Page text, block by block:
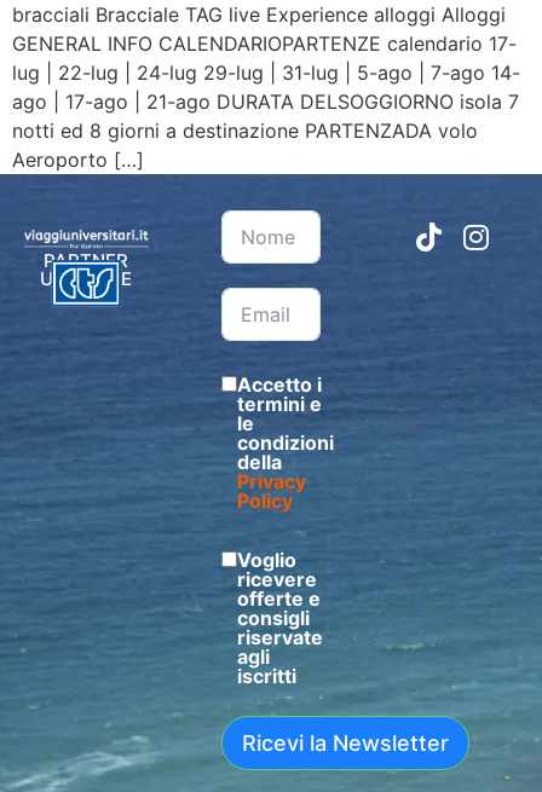
bracciali Bracciale TAG live Experience alloggi Alloggi
GENERAL INFO CALENDARIOPARTENZE calendario 17-
lug | 22-lug | 24-lug 29-lug | 31-lug | 5-ago | 7-ago 14-
ago | 17-ago | 21-ago DURATA DELSOGGIORNO isola 7
notti ed 8 giorni a destinazione PARTENZADA volo
Aeroporto […]
PARTNER
UFFICIALE
Accetto i
termini e
le
condizioni
della
Privacy
Policy
Voglio
ricevere
offerte e
consigli
riservate
agli
iscritti
Ricevi la Newsletter